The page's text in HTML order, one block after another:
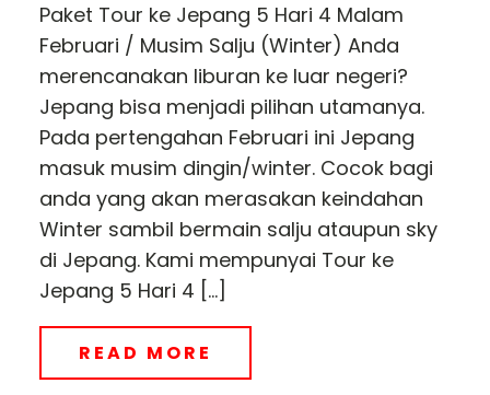
Paket Tour ke Jepang 5 Hari 4 Malam
Februari / Musim Salju (Winter) Anda
merencanakan liburan ke luar negeri?
Jepang bisa menjadi pilihan utamanya.
Pada pertengahan Februari ini Jepang
masuk musim dingin/winter. Cocok bagi
anda yang akan merasakan keindahan
Winter sambil bermain salju ataupun sky
di Jepang. Kami mempunyai Tour ke
Jepang 5 Hari 4 […]
READ MORE